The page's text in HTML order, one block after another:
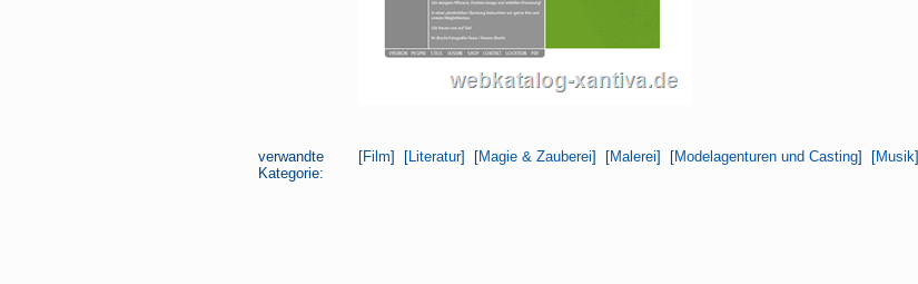
verwandte
Kategorie:
[Film] [Literatur] [Magie & Zauberei] [Malerei] [Modelagenturen und Casting] [Musik]